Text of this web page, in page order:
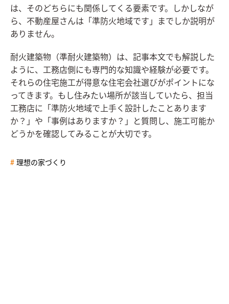
は、そのどちらにも関係してくる要素です。しかしなが
ら、不動産屋さんは「準防火地域です」までしか説明が
ありません。
耐火建築物（準耐火建築物）は、記事本文でも解説した
ように、工務店側にも専門的な知識や経験が必要です。
それらの住宅施工が得意な住宅会社選びがポイントにな
ってきます。もし住みたい場所が該当していたら、担当
工務店に「準防火地域で上手く設計したことあります
か？」や「事例はありますか？」と質問し、施工可能か
どうかを確認してみることが大切です。
理想の家づくり